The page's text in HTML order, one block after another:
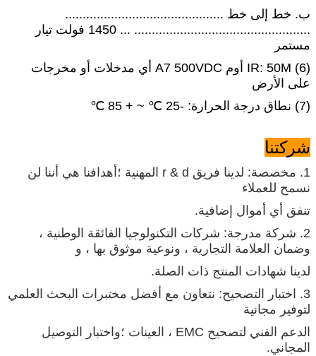
ب. خط إلى خط .............................................
.................................................. ... 1450 فولت تيار
مستمر
(6) IR: 50M أوم A7 500VDC أي مدخلات أو مخرجات
على الأرض
(7) نطاق درجة الحرارة: -25 ℃ ~ + 85 ℃
شركتنا
1. مخصصة: لدينا فريق r & d المهنية ؛أهدافنا هي أننا لن
نسمح للعملاء
تنفق أي أموال إضافية.
2. شركة مدرجة: شركات التكنولوجيا الفائقة الوطنية ،
وضمان العلامة التجارية ، ونوعية موثوق بها ، و
لدينا شهادات المنتج ذات الصلة.
3. اختبار التصحيح: نتعاون مع أفضل مختبرات البحث العلمي
لتوفير مجانية
الدعم الفني لتصحيح EMC ، العينات ؛واختبار التوصيل
المجاني.